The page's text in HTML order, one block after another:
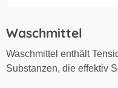
Waschmittel
Waschmittel enthält
Substanzen, die effektiv